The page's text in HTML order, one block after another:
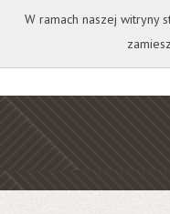
W ramach naszej witryny